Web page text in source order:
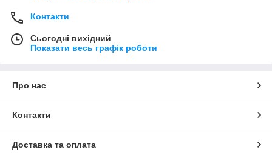
Контакти
Сьогодні вихідний
Показати весь графік роботи
Про нас
Контакти
Доставка та оплата